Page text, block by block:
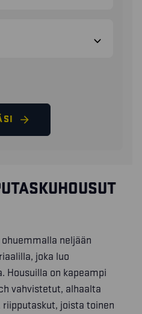
neljään
joka luo
Housuilla on kapeampi
vahvistetut, alhaalta
joista toinen